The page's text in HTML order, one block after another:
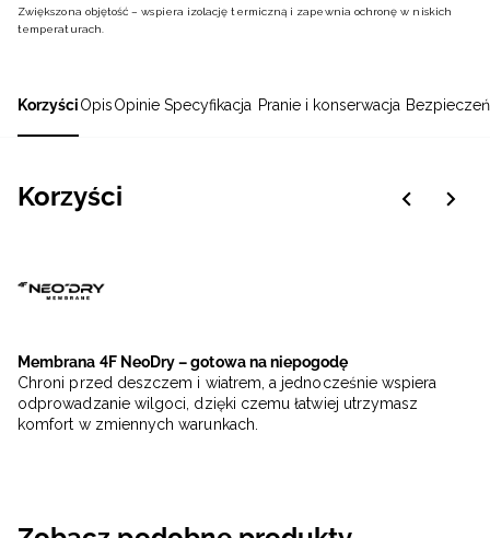
KorzyściOpisOpinie Specyfikacja Pranie i konserwacja
Korzyści
Membrana 4F NeoDry – gotowa na niepogodę
Chroni przed deszczem i wiatrem, a jednocześnie wspiera
odprowadzanie wilgoci, dzięki czemu łatwiej utrzymasz
komfort w zmiennych warunkach.
Zwiększona objętość – wspiera izolację termiczną i zapewnia ochronę w niskich
temperaturach.